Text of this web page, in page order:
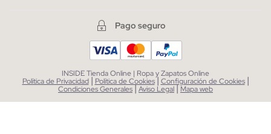
Pago seguro
INSIDE Tienda Online | Ropa y Zapatos Online
Política de Privacidad | Política de Cookies| Configuración de Cookies |
Condiciones Generales|Aviso Legal| Mapa web